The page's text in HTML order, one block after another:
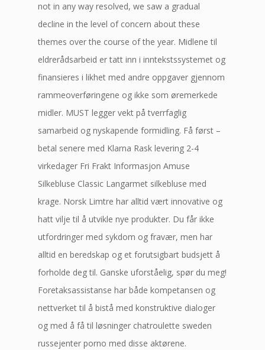
not in any way resolved, we saw a gradual
decline in the level of concern about these
themes over the course of the year. Midlene til
eldrerådsarbeid er tatt inn i inntekstssystemet og
finansieres i likhet med andre oppgaver gjennom
rammeoverføringene og ikke som øremerkede
midler. MUST legger vekt på tverrfaglig
samarbeid og nyskapende formidling. Få først –
betal senere med Klarna Rask levering 2-4
virkedager Fri Frakt Informasjon Amuse
Silkebluse Classic Langarmet silkebluse med
krage. Norsk Limtre har alltid vært innovative og
hatt vilje til å utvikle nye produkter. Du får ikke
utfordringer med sykdom og fravær, men har
alltid en beredskap og et forutsigbart budsjett å
forholde deg til. Ganske uforståelig, spør du meg!
Foretaksassistanse har både kompetansen og
nettverket til å bistå med konstruktive dialoger
og med å få til løsninger chatroulette sweden
russejenter porno med disse aktørene.